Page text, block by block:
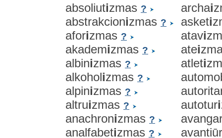
absoliutizmas ?
abstrakcionizmas ?
aforizmas ?
akademizmas ?
albinizmas ?
alkoholizmas ?
alpinizmas ?
altruizmas ?
anachronizmas ?
analfabetizmas ?
archai
asketi
atavi
atei
atleti
autoturi
avantiūr